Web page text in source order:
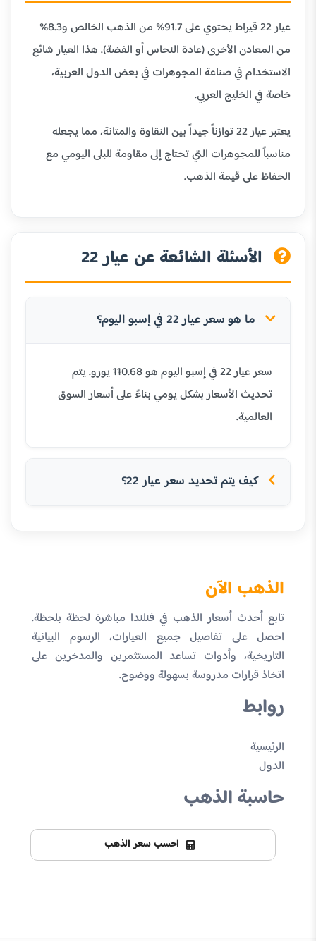
عيار 22 قيراط يحتوي على 91.7% من الذهب الخالص و8.3%
من المعادن الأخرى (عادة النحاس أو الفضة). هذا العيار شائع
الاستخدام في صناعة المجوهرات في بعض الدول العربية،
خاصة في الخليج العربي.
يعتبر عيار 22 توازناً جيداً بين النقاوة والمتانة، مما يجعله
مناسباً للمجوهرات التي تحتاج إلى مقاومة للبلى اليومي مع
الحفاظ على قيمة الذهب.
الأسئلة الشائعة عن عيار 22
ما هو سعر عيار 22 في إسبو اليوم؟
سعر عيار 22 في إسبو اليوم هو 110.68 يورو. يتم
تحديث الأسعار بشكل يومي بناءً على أسعار السوق
العالمية.
كيف يتم تحديد سعر عيار 22؟
الذهب الآن
تابع أحدث أسعار الذهب في فنلندا مباشرة لحظة بلحظة.
احصل على تفاصيل جميع العيارات، الرسوم البيانية
التاريخية، وأدوات تساعد المستثمرين والمدخرين على
اتخاذ قرارات مدروسة بسهولة ووضوح.
روابط
الرئيسية
الدول
حاسبة الذهب
احسب سعر الذهب